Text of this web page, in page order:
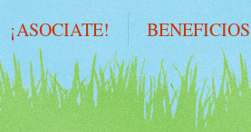
¡ASOCIATE! BENEFICIOS